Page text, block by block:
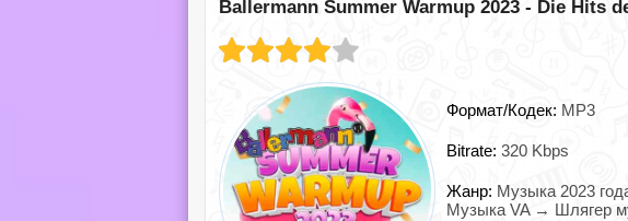
Ballermann Summer Warmup 2023 - Die Hits
Формат/Кодек: MP3
Bitrate: 320 Kbps
Жанр: Музыка 2023
Музыка VA → Шлягер